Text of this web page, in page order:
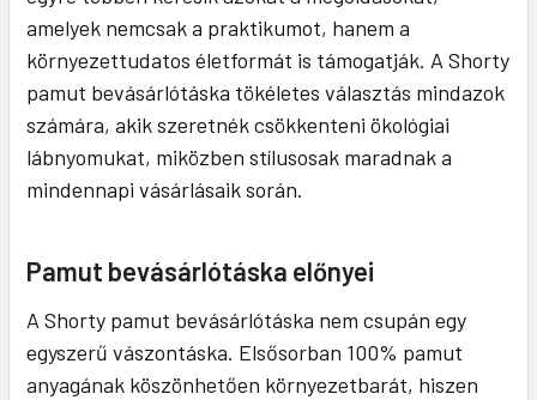
amelyek nemcsak a praktikumot, hanem a
környezettudatos életformát is támogatják. A Shorty
pamut bevásárlótáska tökéletes választás mindazok
számára, akik szeretnék csökkenteni ökológiai
lábnyomukat, miközben stílusosak maradnak a
mindennapi vásárlásaik során.
Pamut bevásárlótáska előnyei
A Shorty pamut bevásárlótáska nem csupán egy
egyszerű vászontáska. Elsősorban 100% pamut
anyagának köszönhetően környezetbarát, hiszen